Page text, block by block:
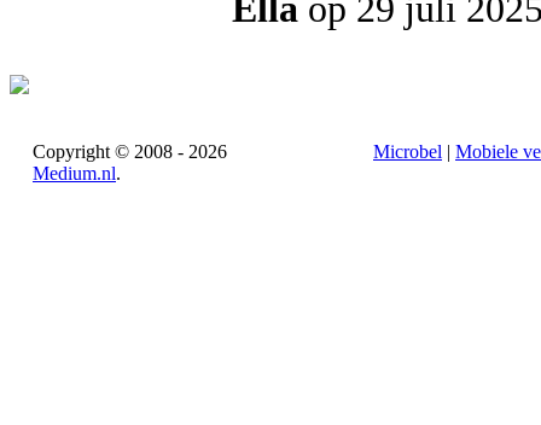
Copyright © 2008 - 2026
Medium.nl.
Microbel | Mobiele